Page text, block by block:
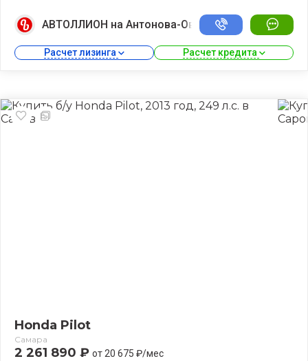
АВТОЛЛИОН на Антонова-Овсеенко
Расчет лизинга Расчет кредита
Honda Pilot
Самара
2 261 890 ₽ от 20 675 ₽/мес